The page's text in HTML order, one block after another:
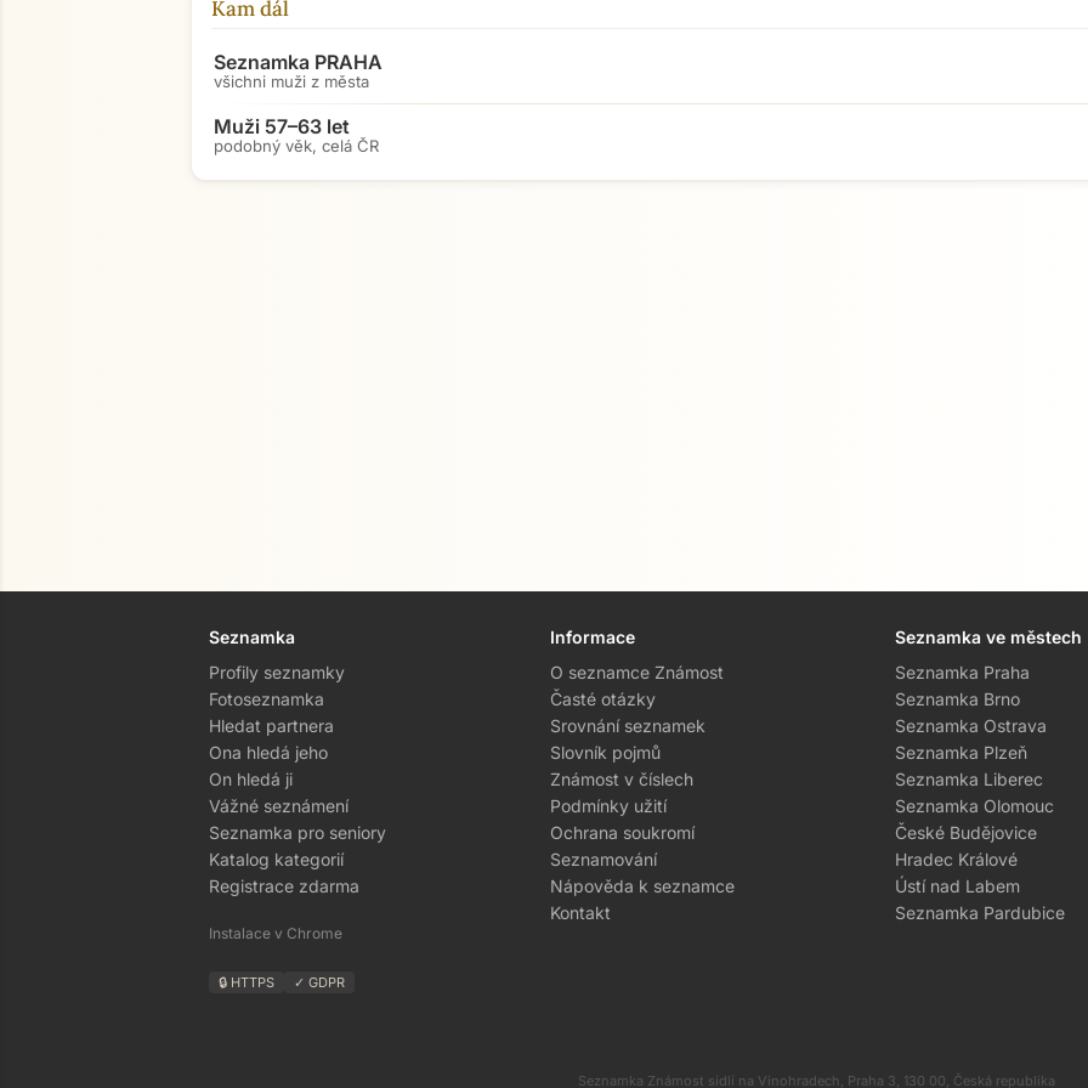
Kam dál
Seznamka PRAHA
všichni muži z města
Muži 57–63 let
podobný věk, celá ČR
Seznamka
Profily seznamky
Fotoseznamka
Hledat partnera
Ona hledá jeho
On hledá ji
Vážné seznámení
Seznamka pro seniory
Katalog kategorií
Registrace zdarma
Instalace v Chrome
🔒 HTTPS ✓ GDPR
Informace
O seznamce Známost
Časté otázky
Srovnání seznamek
Slovník pojmů
Známost v číslech
Podmínky užití
Ochrana soukromí
Seznamování
Nápověda k seznamce
Kontakt
Seznamka ve městech
Seznamka Praha
Seznamka Brno
Seznamka Ostrava
Seznamka Plzeň
Seznamka Liberec
Seznamka Olomouc
České Budějovice
Hradec Králové
Ústí nad Labem
Seznamka Pardubice
Seznamka Známost sídlí na Vinohradech, Praha 3, 130 00, Česká republika